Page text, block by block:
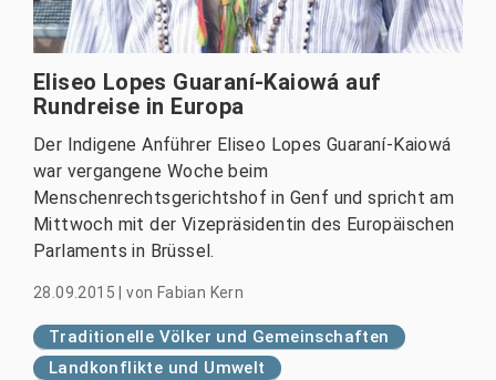
Eliseo Lopes Guaraní-Kaiowá auf
Rundreise in Europa
Der Indigene Anführer Eliseo Lopes Guaraní-Kaiowá
war vergangene Woche beim
Menschenrechtsgerichtshof in Genf und spricht am
Mittwoch mit der Vizepräsidentin des Europäischen
Parlaments in Brüssel.
28.09.2015 |von Fabian Kern
Traditionelle Völker und Gemeinschaften
Landkonflikte und Umwelt